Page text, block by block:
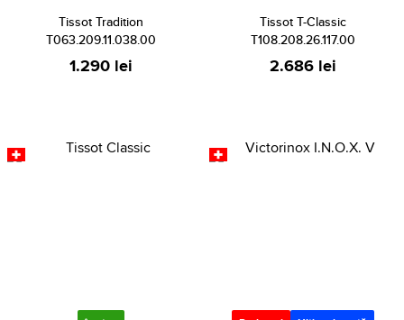
Tissot Tradition
T063.209.11.038.00
1.290 lei
Tissot T-Classic
T108.208.26.117.00
2.686 lei